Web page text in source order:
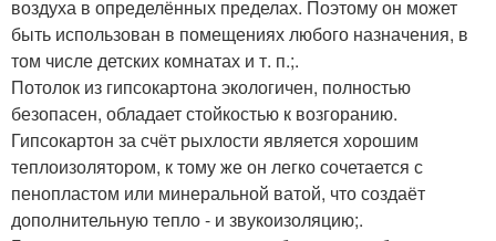
воздуха в определённых пределах. Поэтому он может
быть использован в помещениях любого назначения, в
том числе детских комнатах и т. п.;.
Потолок из гипсокартона экологичен, полностью
безопасен, обладает стойкостью к возгоранию.
Гипсокартон за счёт рыхлости является хорошим
теплоизолятором, к тому же он легко сочетается с
пенопластом или минеральной ватой, что создаёт
дополнительную тепло - и звукоизоляцию;.